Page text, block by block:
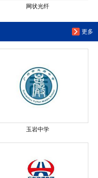
网状光纤
更多
玉岩中学